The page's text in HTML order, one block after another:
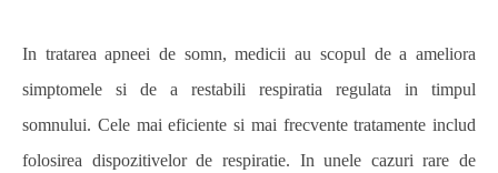
In tratarea apneei de somn, medicii au scopul de a ameliora
simptomele si de a restabili respiratia regulata in timpul
somnului. Cele mai eficiente si mai frecvente tratamente includ
folosirea dispozitivelor de respiratie. In unele cazuri rare de